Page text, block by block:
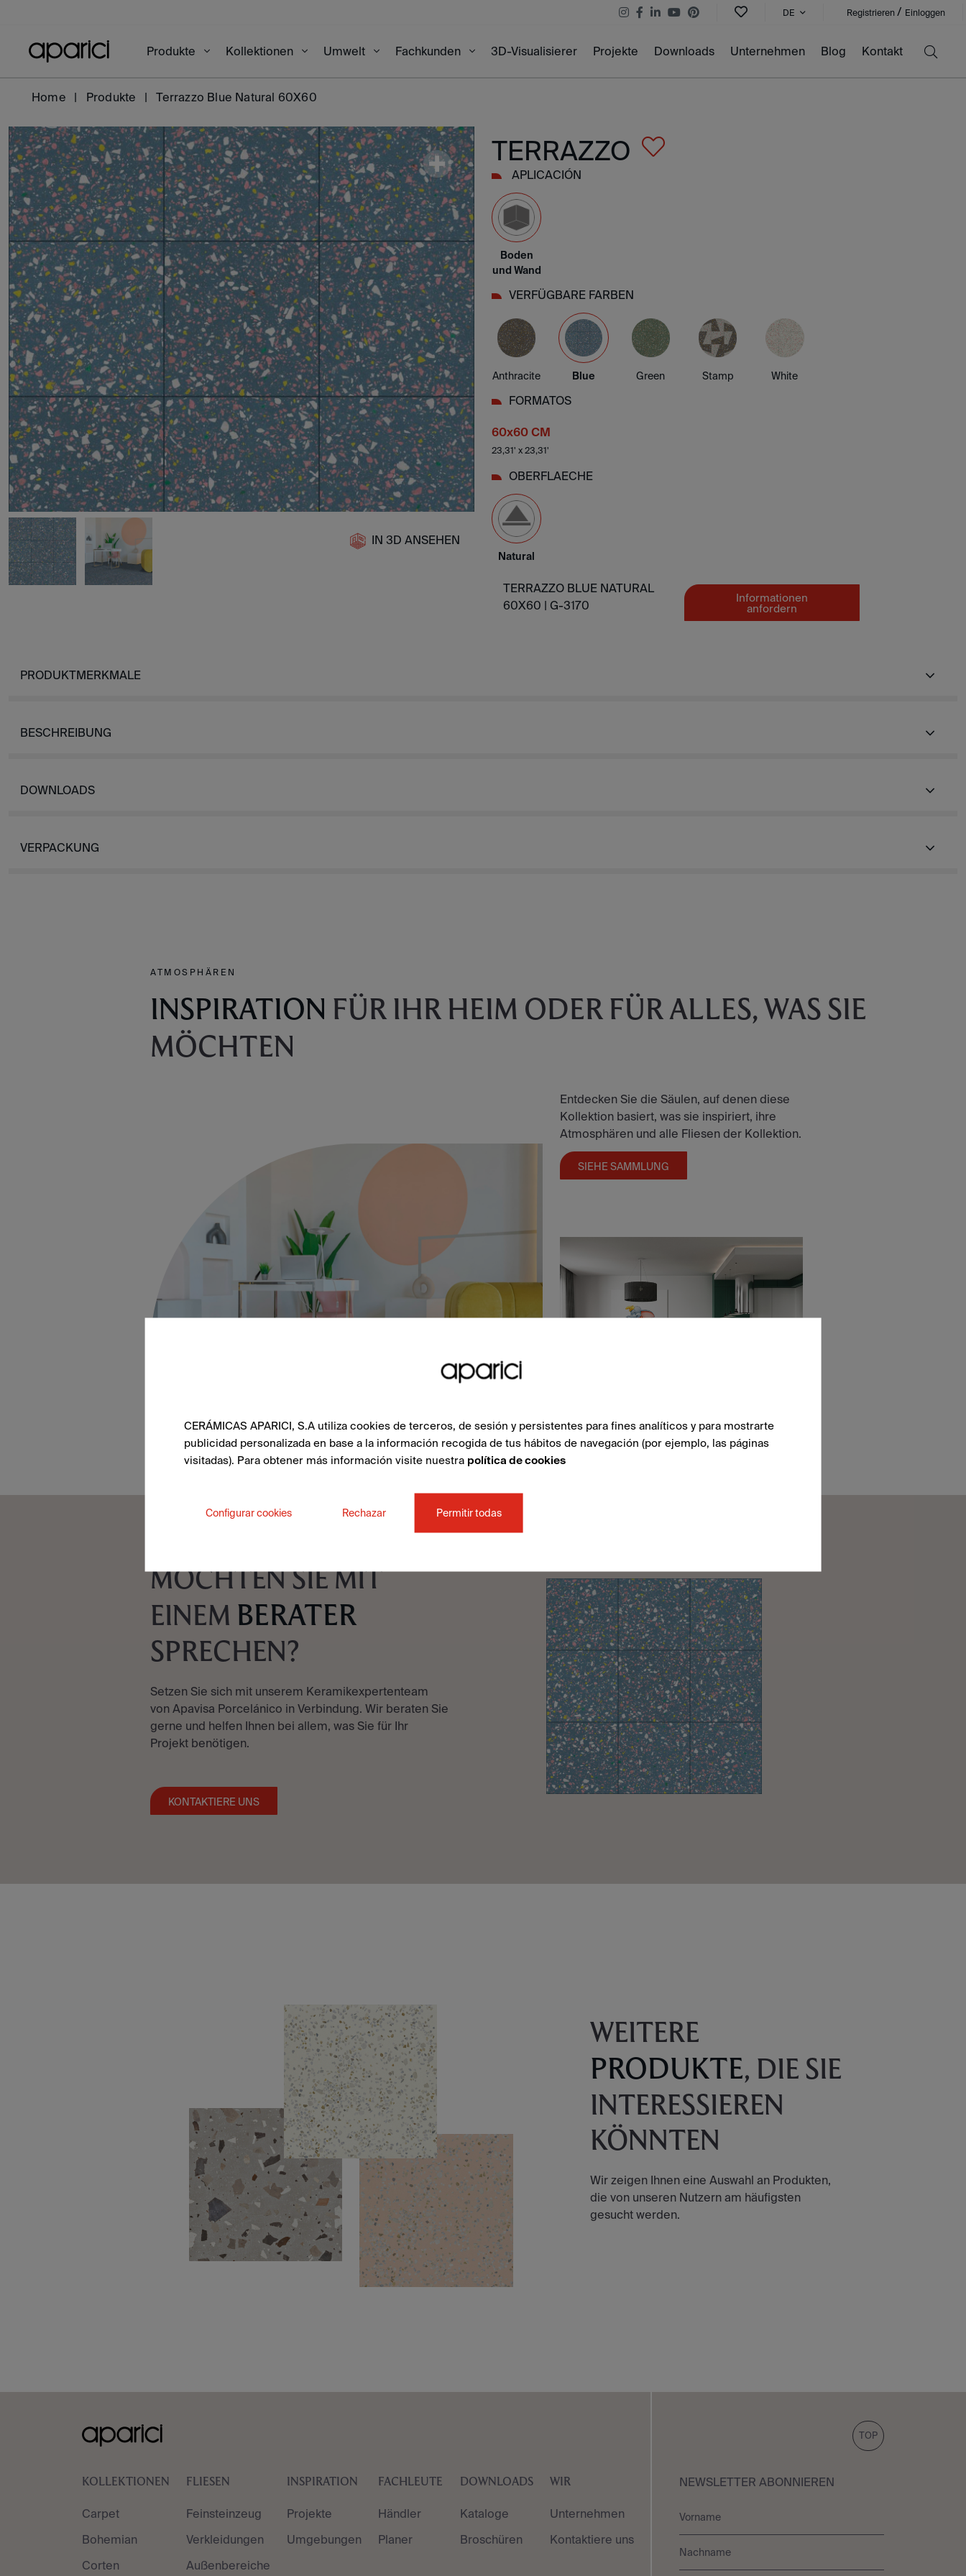
DE Registrieren / Einloggen
Produkte Kollektionen Umwelt Fachkunden 3D-Visualisierer Projekte Downloads Unternehmen Blog Kontakt
Home Produkte Terrazzo Blue Natural 60X60
IN 3D ANSEHEN
TERRAZZO
APLICACIÓN
Boden
und Wand
VERFÜGBARE FARBEN
Anthracite Blue Green Stamp White
FORMATOS
60x60 CM
23,31' x 23,31'
OBERFLAECHE
Natural
TERRAZZO BLUE NATURAL
60X60 | G-3170
Informationen
anfordern
PRODUKTMERKMALE
BESCHREIBUNG
DOWNLOADS
VERPACKUNG
ATMOSPHÄREN
INSPIRATION FÜR IHR HEIM ODER FÜR ALLES, WAS SIE
MÖCHTEN
Entdecken Sie die Säulen, auf denen diese
Kollektion basiert, was sie inspiriert, ihre
Atmosphären und alle Fliesen der Kollektion.
SIEHE SAMMLUNG
MÖCHTEN SIE MIT
EINEM BERATER
SPRECHEN?
Setzen Sie sich mit unserem Keramikexpertenteam
von Apavisa Porcelánico in Verbindung. Wir beraten Sie
gerne und helfen Ihnen bei allem, was Sie für Ihr
Projekt benötigen.
KONTAKTIERE UNS
WEITERE
PRODUKTE, DIE SIE
INTERESSIEREN
KÖNNTEN
Wir zeigen Ihnen eine Auswahl an Produkten,
die von unseren Nutzern am häufigsten
gesucht werden.
TOP
KOLLEKTIONEN
Carpet
Bohemian
Corten
FLIESEN
Feinsteinzeug
Verkleidungen
Außenbereiche
INSPIRATION
Projekte
Umgebungen
FACHLEUTE
Händler
Planer
DOWNLOADS
Kataloge
Broschüren
WIR
Unternehmen
Kontaktiere uns
NEWSLETTER ABONNIEREN
CERÁMICAS APARICI, S.A utiliza cookies de terceros, de sesión y persistentes para fines analíticos y para mostrarte
publicidad personalizada en base a la información recogida de tus hábitos de navegación (por ejemplo, las páginas
visitadas). Para obtener más información visite nuestra política de cookies
Configurar cookies Rechazar Permitir todas